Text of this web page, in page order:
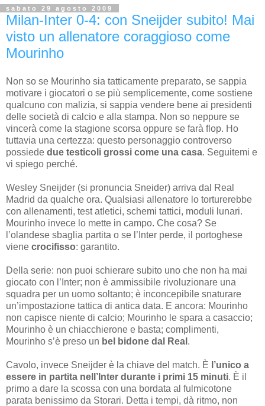
sabato 29 agosto 2009
Milan-Inter 0-4: con Sneijder subito! Mai
visto un allenatore coraggioso come
Mourinho
Non so se Mourinho sia tatticamente preparato, se sappia
motivare i giocatori o se più semplicemente, come sostiene
qualcuno con malizia, si sappia vendere bene ai presidenti
delle società di calcio e alla stampa. Non so neppure se
vincerà come la stagione scorsa oppure se farà flop. Ho
tuttavia una certezza: questo personaggio controverso
possiede due testicoli grossi come una casa. Seguitemi e
vi spiego perché.
Wesley Sneijder (si pronuncia Sneider) arriva dal Real
Madrid da qualche ora. Qualsiasi allenatore lo torturerebbe
con allenamenti, test atletici, schemi tattici, moduli lunari.
Mourinho invece lo mette in campo. Che cosa? Se
l’olandese sbaglia partita o se l’Inter perde, il portoghese
viene crocifisso: garantito.
Della serie: non puoi schierare subito uno che non ha mai
giocato con l’Inter; non è ammissibile rivoluzionare una
squadra per un uomo soltanto; è inconcepibile snaturare
un’impostazione tattica di antica data. E ancora: Mourinho
non capisce niente di calcio; Mourinho le spara a casaccio;
Mourinho è un chiacchierone e basta; complimenti,
Mourinho s’è preso un bel bidone dal Real .
Cavolo, invece Sneijder è la chiave del match. È l’unico a
essere in partita nell’Inter durante i primi 15 minuti. È il
primo a dare la scossa con una bordata al fulmicotone
parata benissimo da Storari. Detta i tempi, dà ritmo, non